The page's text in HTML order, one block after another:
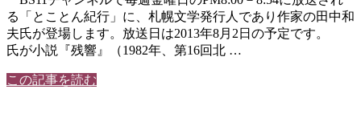
る「とことん紀行」に、札幌文学発行人であり作家の田中和
夫氏が登場します。放送日は2013年8月2日の予定です。
氏が小説『残響』（1982年、第16回北 …
この記事を読む